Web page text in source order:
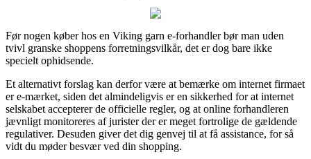
Før nogen køber hos en Viking garn e-forhandler bør man uden
tvivl granske shoppens forretningsvilkår, det er dog bare ikke
specielt ophidsende.
Et alternativt forslag kan derfor være at bemærke om internet firmaet
er e-mærket, siden det almindeligvis er en sikkerhed for at internet
selskabet accepterer de officielle regler, og at online forhandleren
jævnligt monitoreres af jurister der er meget fortrolige de gældende
regulativer. Desuden giver det dig genvej til at få assistance, for så
vidt du møder besvær ved din shopping.